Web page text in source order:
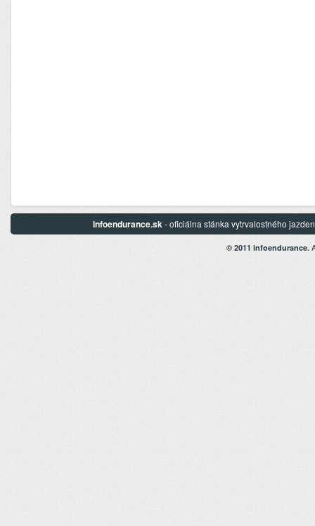
Infoendurance.sk - oficiálna stánka vytrvalostného
© 2011 infoendurance.